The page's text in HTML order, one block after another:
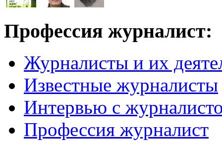
Профессия журналист:
Журналисты и их
Известные журналисты
Интервью с
Профессия журналист